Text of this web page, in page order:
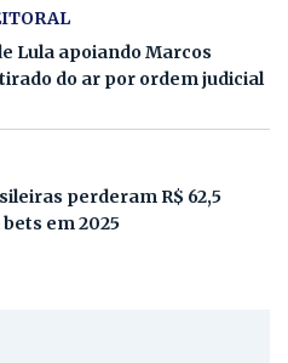
Lula apoiando Marcos
do ar por ordem judicial
perderam R$ 62,5
em 2025